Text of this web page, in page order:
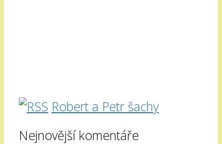
Robert a Petr šachy
Nejnovější komentáře